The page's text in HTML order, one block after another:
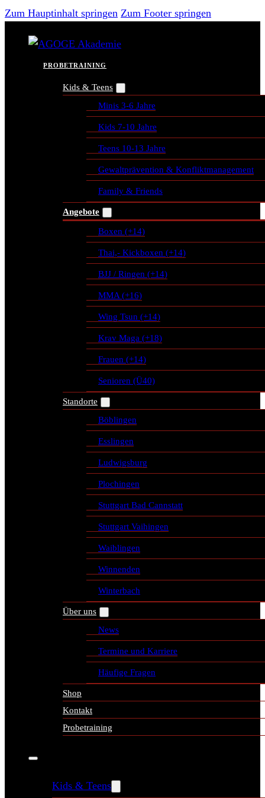
Zum Hauptinhalt springen Zum Footer springen
PROBETRAINING
Kids & Teens
Minis 3-6 Jahre
Kids 7-10 Jahre
Teens 10-13 Jahre
Gewaltprävention & Konfliktmanagement
Family & Friends
Angebote
Boxen (+14)
Thai,- Kickboxen (+14)
BJJ / Ringen (+14)
MMA (+16)
Wing Tsun (+14)
Krav Maga (+18)
Frauen (+14)
Senioren (Ü40)
Standorte
Böblingen
Esslingen
Ludwigsburg
Plochingen
Stuttgart Bad Cannstatt
Stuttgart Vaihingen
Waiblingen
Winnenden
Winterbach
Über uns
News
Termine und Karriere
Häufige Fragen
Shop
Kontakt
Probetraining
Kids & Teens